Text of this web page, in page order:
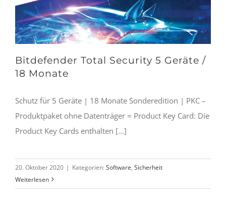
Bitdefender Total Security 5 Geräte /
18 Monate
Schutz für 5 Geräte | 18 Monate Sonderedition | PKC –
Produktpaket ohne Datenträger = Product Key Card: Die
Product Key Cards enthalten [...]
20. Oktober 2020 | Kategorien: Software, Sicherheit
Weiterlesen